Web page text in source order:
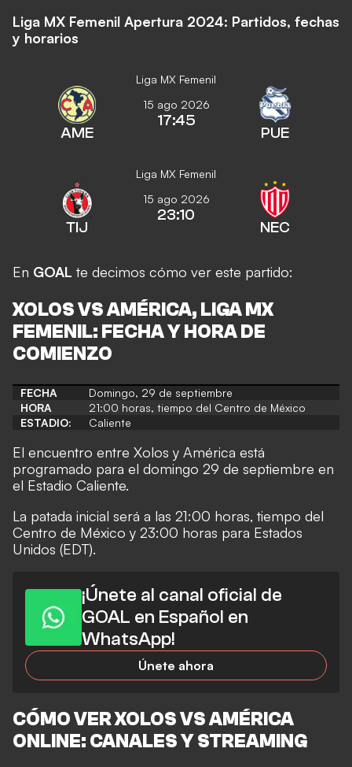
Liga MX Femenil Apertura 2024: Partidos, fechas
y horarios
Liga MX Femenil
AME
15 ago 2026
17:45
PUE
Liga MX Femenil
TIJ
15 ago 2026
23:10
NEC
En GOAL te decimos cómo ver este partido:
XOLOS VS AMÉRICA, LIGA MX
FEMENIL: FECHA Y HORA DE
COMIENZO
FECHA
Domingo, 29 de septiembre
HORA
21:00 horas, tiempo del Centro de México
ESTADIO:
Caliente
El encuentro entre Xolos y América está
programado para el domingo 29 de septiembre en
el Estadio Caliente.
La patada inicial será a las 21:00 horas, tiempo del
Centro de México y 23:00 horas para Estados
Unidos (EDT).
¡Únete al canal oficial de
GOAL en Español en
WhatsApp!
Únete ahora
CÓMO VER XOLOS VS AMÉRICA
ONLINE: CANALES Y STREAMING